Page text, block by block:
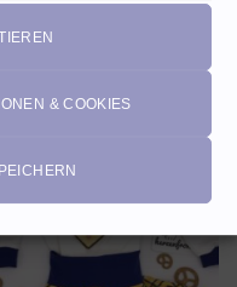
& COOKIES
AUF DEN